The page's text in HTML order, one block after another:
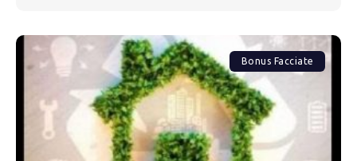
Bonus Facciate